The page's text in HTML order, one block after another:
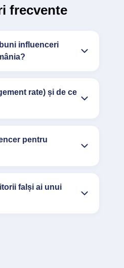
frecvente
influenceri
rate) și de ce
pentru
falși ai unui